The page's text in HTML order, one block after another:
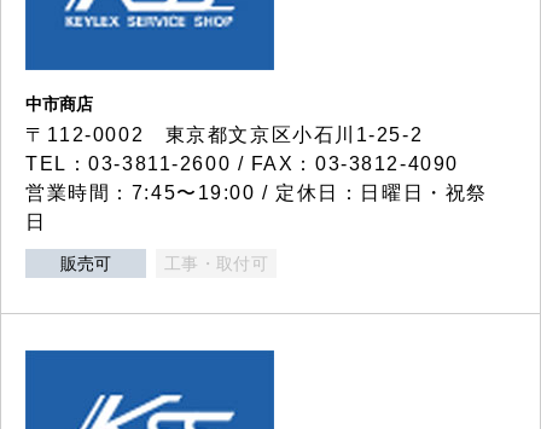
中市商店
〒112-0002 東京都文京区小石川1-25-2
TEL：03-3811-2600 / FAX：03-3812-4090
営業時間：7:45〜19:00 / 定休日：日曜日・祝祭
日
販売可 工事・取付可